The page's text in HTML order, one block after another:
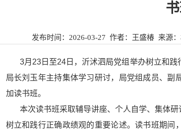
发布时间： 2026-03-27 作者：王盛椿 来源：
3月23日至24日，沂沭泗局党组举办树立和践
局长刘玉年主持集体学习研讨，局党组成员、副
加读书班。
本次读书班采取辅导讲座、个人自学、集体
树立和践行正确政绩观的重要论述。读书班期间